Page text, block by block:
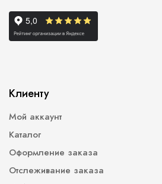
Клиенту
Мой аккаунт
Каталог
Оформление заказа
Отслеживание заказа